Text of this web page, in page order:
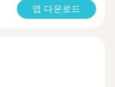
앱 다운로드